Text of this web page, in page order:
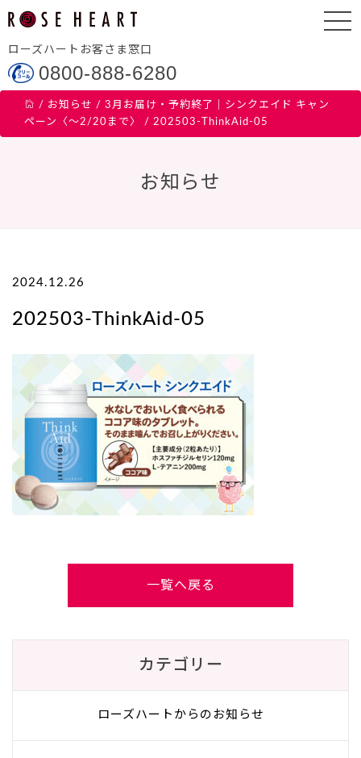
ローズハートお客さま窓口
0800-888-6280
/ お知らせ / 3月お届け・予約終了｜シンクエイド キャン
ペーン〈～2/20まで〉
/ 202503-ThinkAid-05
お知らせ
2024.12.26
202503-ThinkAid-05
一覧へ戻る
カテゴリー
ローズハートからのお知らせ